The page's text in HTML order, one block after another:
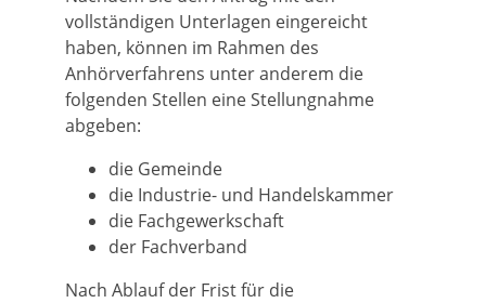
vollständigen Unterlagen eingereicht
haben, können im Rahmen des
Anhörverfahrens unter anderem die
folgenden Stellen eine Stellungnahme
abgeben:
die Gemeinde
die Industrie- und Handelskammer
die Fachgewerkschaft
der Fachverband
Nach Ablauf der Frist für die